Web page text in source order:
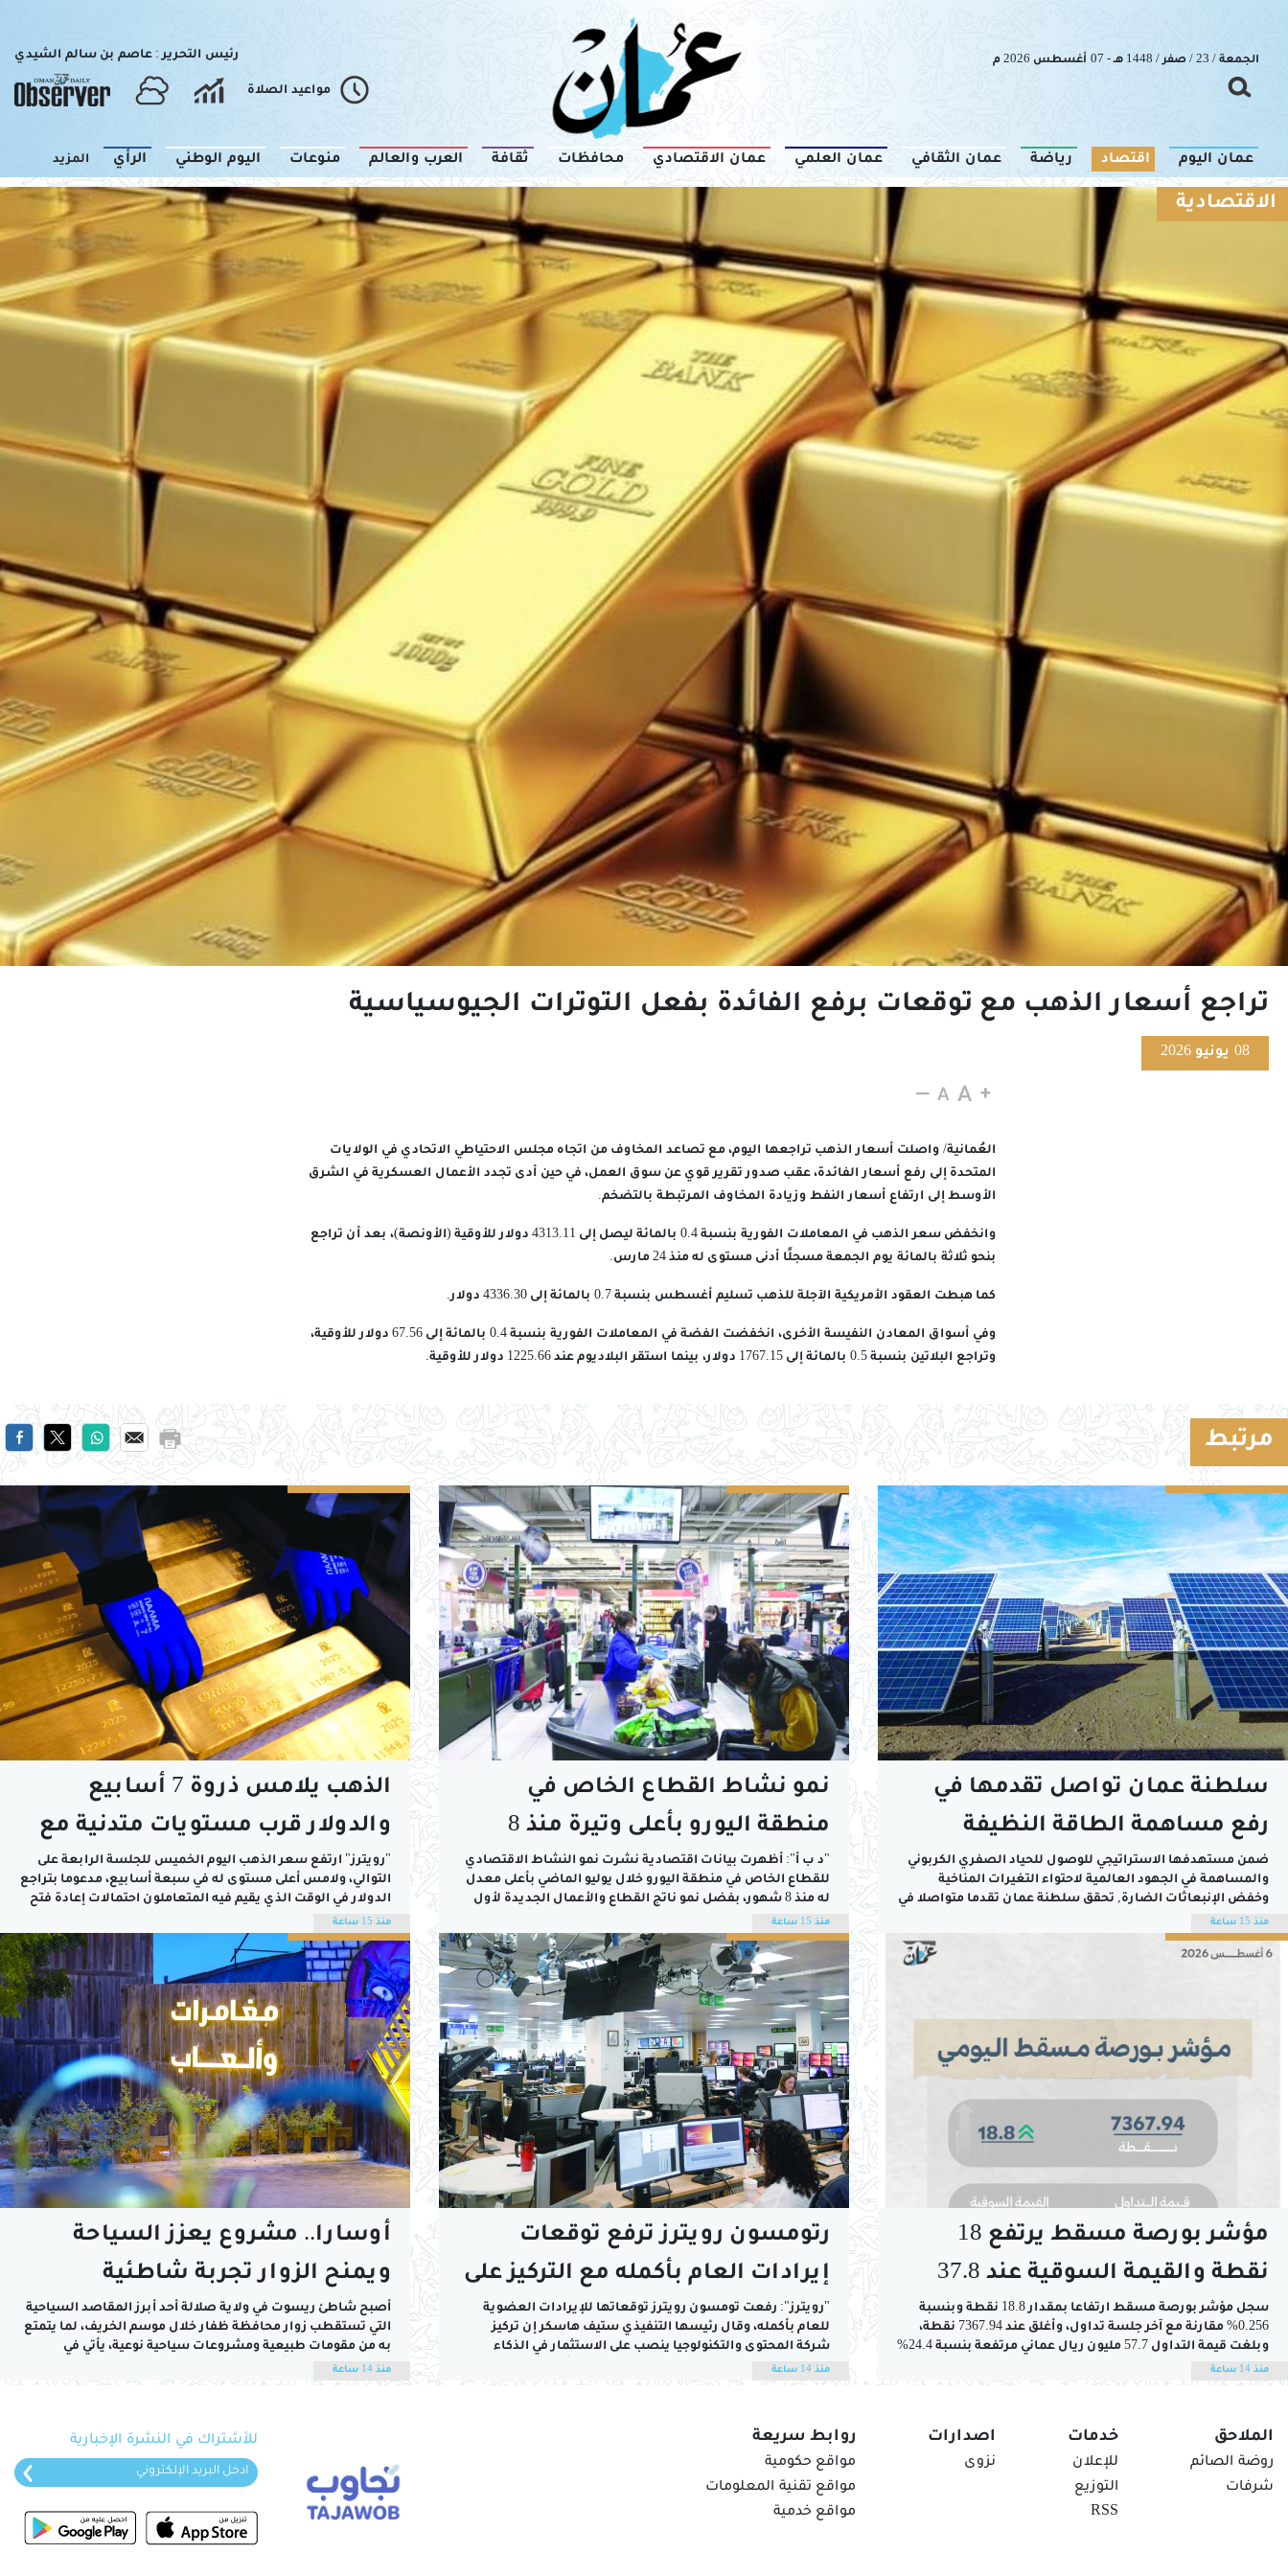
الجمعة / 23 / صفر / 1448 هـ - 07 أغسطس 2026 م رئيس التحرير : عاصم بن سالم الشيدي
مواعيد الصلاة
عمان اليوم اقتصاد رياضة عمان الثقافي عمان العلمي عمان الاقتصادي محافظات ثقافة العرب والعالم منوعات اليوم الوطني الرأي المزيد
الاقتصادية
تراجع أسعار الذهب مع توقعات برفع الفائدة بفعل التوترات الجيوسياسية
08 يونيو 2026
العُمانية/ واصلت أسعار الذهب تراجعها اليوم، مع تصاعد المخاوف من اتجاه مجلس الاحتياطي الاتحادي في الولايات
المتحدة إلى رفع أسعار الفائدة، عقب صدور تقرير قوي عن سوق العمل، في حين أدى تجدد الأعمال العسكرية في الشرق
الأوسط إلى ارتفاع أسعار النفط وزيادة المخاوف المرتبطة بالتضخم.
وانخفض سعر الذهب في المعاملات الفورية بنسبة 0.4 بالمائة ليصل إلى 4313.11 دولار للأوقية (الأونصة)، بعد أن تراجع
بنحو ثلاثة بالمائة يوم الجمعة مسجلًا أدنى مستوى له منذ 24 مارس.
كما هبطت العقود الأمريكية الآجلة للذهب تسليم أغسطس بنسبة 0.7 بالمائة إلى 4336.30 دولار.
وفي أسواق المعادن النفيسة الأخرى، انخفضت الفضة في المعاملات الفورية بنسبة 0.4 بالمائة إلى 67.56 دولار للأوقية،
وتراجع البلاتين بنسبة 0.5 بالمائة إلى 1767.15 دولار، بينما استقر البلاديوم عند 1225.66 دولار للأوقية.
مرتبط
سلطنة عمان تواصل تقدمها في
رفع مساهمة الطاقة النظيفة
والمتجددة في مزيج إنتاج الكهرباء
ضمن مستهدفها الاستراتيجي للوصول للحياد الصفري الكربوني
والمساهمة في الجهود العالمية لاحتواء التغيرات المناخية
وخفض الإنبعاثات الضارة, تحقق سلطنة عمان تقدما متواصلا في
زيادة الاعتماد على مصادر الطاقة النظيفة والمتجددة ورفع
مساهمتها في مزيج إنتاج الكهرباء, حيث قلصت سلطنة عمان
استخدام الديزل في الانتاج, ولا تزيد مساهمته في الانتاج حاليا...
منذ 15 ساعة
نمو نشاط القطاع الخاص في
منطقة اليورو بأعلى وتيرة منذ 8
شهور
"د ب أ": أظهرت بيانات اقتصادية نشرت نمو النشاط الاقتصادي
للقطاع الخاص في منطقة اليورو خلال يوليو الماضي بأعلى معدل
له منذ 8 شهور، بفضل نمو ناتج القطاع والأعمال الجديدة لأول
مرة منذ بداية العام الحالي.وذكرت مؤسسة ستاندرد أند بورز
جلوبال للاستشارات أن المؤشر المجمع لمديري مشتريات
القطاع الخاص في...
منذ 15 ساعة
الذهب يلامس ذروة 7 أسابيع
والدولار قرب مستويات متدنية مع
ترقب تطورات الحرب
"رويترز" ارتفع سعر الذهب اليوم الخميس للجلسة الرابعة على
التوالي، ​ولامس أعلى مستوى ​له في سبعة أسابيع، مدعوما بتراجع
الدولار في الوقت الذي يقيم فيه المتعاملون احتمالات إعادة فتح
إلى 4254.98 دولار للأوقية (الأونصة)، بعدما سجل أعلى مستوى
منذ 18...
منذ 15 ساعة
مؤشر بورصة مسقط يرتفع 18
نقطة والقيمة السوقية عند 37.8
مليار ريال
سجل مؤشر بورصة مسقط ارتفاعا بمقدار 18.8 نقطة وبنسبة
0.256% مقارنة مع آخر جلسة تداول، وأغلق عند 7367.94 نقطة،
وبلغت قيمة التداول 57.7 مليون ريال عماني مرتفعة بنسبة 24.4%
وارتفعت القيمة السوقية بنسبة 0.074% وبلغت ما يقارب 37.8
منذ 14 ساعة
رتومسون رويترز ترفع توقعات
إيرادات العام بأكمله مع التركيز على
الذكاء الاصطناعي
"رويترز": رفعت تومسون رويترز توقعاتها للإيرادات العضوية
للعام بأكمله، وقال رئيسها التنفيذي ستيف هاسكر إن تركيز
شركة المحتوى والتكنولوجيا ينصب ​على الاستثمار في الذكاء
الاصطناعي وتطويره في ​جميع جوانب محفظة أعمالها.وذكرت
الشركة التي تتخذ من تورونتو مقرا لها الأسبوع الماضي إن النتائج
منذ 14 ساعة
أوسارا.. مشروع يعزز السياحة
ويمنح الزوار تجربة شاطئية
متكاملة خلال الخريف
أصبح شاطئ ريسوت في ولاية صلالة أحد أبرز المقاصد السياحية
التي تستقطب زوار محافظة ظفار خلال موسم الخريف، لما يتمتع
به من مقومات طبيعية ومشروعات سياحية نوعية، يأتي في
مقدمتها مشروع "أوسارا" الذي نجح في ترسيخ مكانته كوجهة
ترفيهية وثقافية تجمع بين جمال الطبيعة ومفاهيم السياحة
منذ 14 ساعة
الملاحق
روضة الصائم
شرفات
خدمات
للإعلان
التوزيع
RSS
اصدارات
نزوى
روابط سريعة
مواقع حكومية
مواقع تقنية المعلومات
مواقع خدمية
للأشتراك في النشرة الإخبارية